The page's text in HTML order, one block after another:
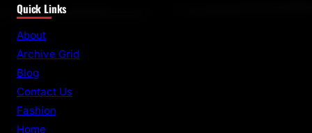
a
r
Quick Links
About
Archive Grid
Blog
Contact Us
Fashion
Home